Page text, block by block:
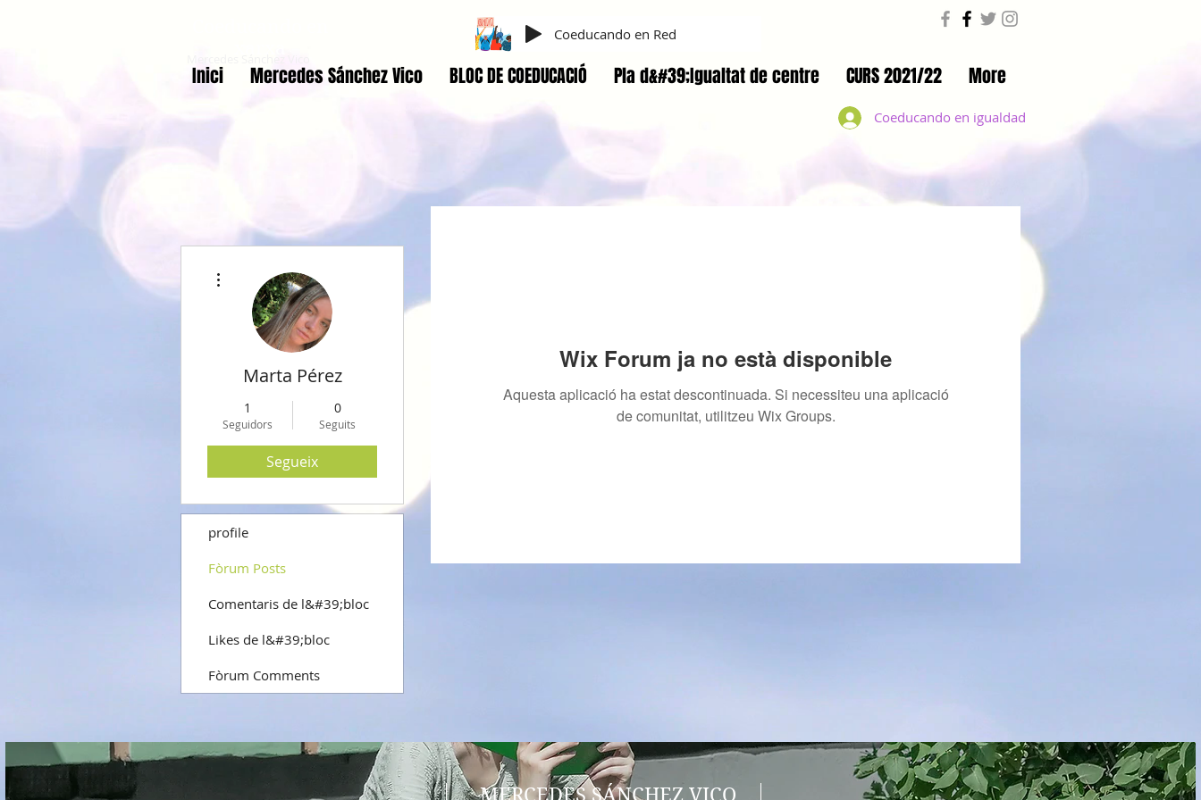
Inici Mercedes Sánchez Vico BLOC DE COEDUCACIÓ Pla d&#39;Igualtat de centre CURS 2021/22 More
Coeducando en igualdad
Coeducando en Red
Wix Forum ja no està disponible
Aquesta aplicació ha estat descontinuada. Si necessiteu una aplicació
de comunitat, utilitzeu Wix Groups.
Marta Pérez
1
Seguidors
0
Seguits
Segueix
profile
Fòrum Posts
Comentaris de l&#39;bloc
Likes de l&#39;bloc
Fòrum Comments
MERCEDES SÁNCHEZ VICO